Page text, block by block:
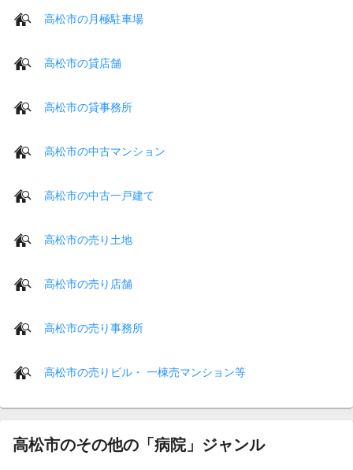
高松市の月極駐車場
高松市の貸店舗
高松市の貸事務所
高松市の中古マンション
高松市の中古一戸建て
高松市の売り土地
高松市の売り店舗
高松市の売り事務所
高松市の売りビル・ 一棟売マンション等
高松市のその他の「病院」ジャンル